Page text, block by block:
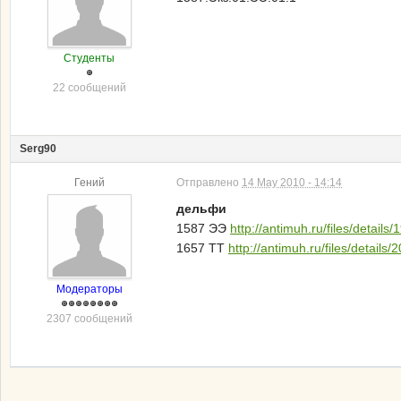
Студенты
22 сообщений
Serg90
Гений
Модераторы
2307 сообщений
Отправлено 14 May 2010 - 14:14
дельфи
1587 ЭЭ http://antimuh.ru/files/details/
1657 ТТ http://antimuh.ru/files/details/